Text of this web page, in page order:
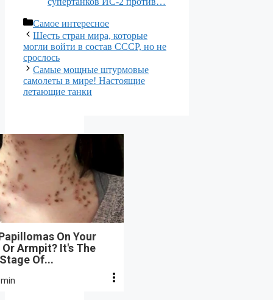
Рубрики
Самое интересное
Шесть стран мира, которые
могли войти в состав СССР, но не
срослось
Самые мощные штурмовые
самолеты в мире! Настоящие
летающие танки
On Your
Armpit? It's The
Of...